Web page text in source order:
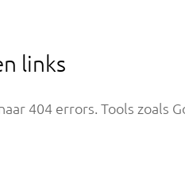
links
404 errors. Tools zoals